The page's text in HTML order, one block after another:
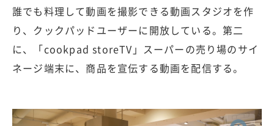
誰でも料理して動画を撮影できる動画スタジオを作
り、クックパッドユーザーに開放している。第二
に、「cookpad storeTV」スーパーの売り場のサイ
ネージ端末に、商品を宣伝する動画を配信する。